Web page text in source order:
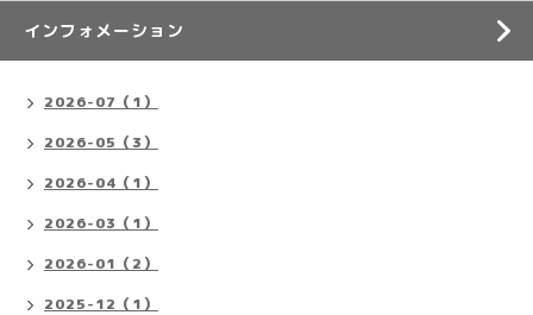
インフォメーション
2026-07（1）
2026-05（3）
2026-04（1）
2026-03（1）
2026-01（2）
2025-12（1）